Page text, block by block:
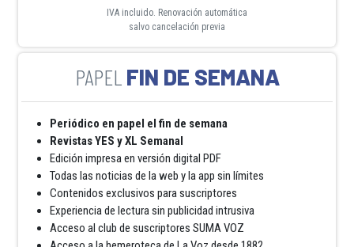
IVA incluido. Renovación automática
salvo cancelación previa
FIN DE SEMANA
Periódico en papel el fin de semana
Revistas YES y XL Semanal
Edición impresa en versión digital PDF
Todas las noticias de la web y la app sin límites
Contenidos exclusivos para suscriptores
Experiencia de lectura sin publicidad intrusiva
Acceso al club de suscriptores SUMA VOZ